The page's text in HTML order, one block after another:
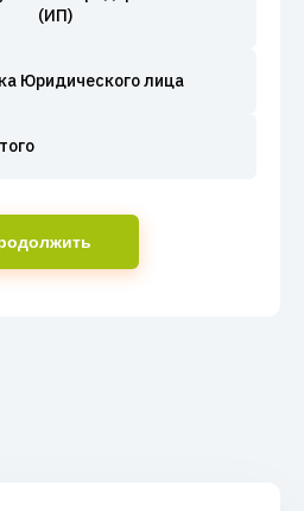
(ИП)
Юридического лица